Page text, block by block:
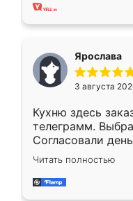
Ярослава
3 августа
Кухню здесь
телеграмм.
Согласовали
недели кухня
довольны
мебель за
Читать полностью